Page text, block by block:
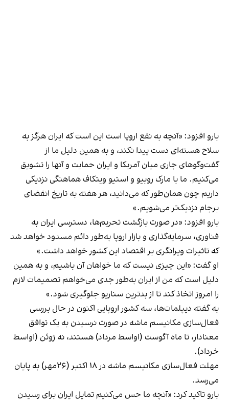
بارو افزود: «آنچه به نفع اروپا است این است که ایران هرگز به
سلاح هسته‌ای دست پیدا نکند، و به همین دلیل ما از
گفت‌وگوهای جاری میان آمریکا و ایران حمایت و آنها را تشویق
می‌کنیم. ما با مارک روبیو و استیو ویتکاف هماهنگی نزدیکی
داریم چون همان‌طور که می‌دانید، هر هفته به تاریخ انقضای
برجام نزدیک‌تر می‌شویم.»
بارو افزود: «در صورت بازگشت تحریم‌ها، دسترسی ایران به
فناوری، سرمایه‌گذاری و بازار اروپا به‌طور دائم مسدود خواهد شد
که تاثیرات ویرانگری بر اقتصاد این کشور خواهد داشت.»
او گفت: «این چیزی نیست که ما خواهان آن باشیم، و به همین
دلیل است که من از ایران به‌طور جدی می‌خواهم تصمیمات لازم
را امروز اتخاذ کند تا از بدترین سناریو جلوگیری شود.»
به گفته دیپلمات‌ها، سه کشور اروپایی اکنون در حال بررسی
فعال‌سازی مکانیسم ماشه در صورت نرسیدن به یک توافق
معنادار، تا ماه آگوست (اواسط مرداد) هستند، نه ژوئن (اواسط
خرداد).
مهلت فعال‌سازی مکانیسم ماشه در ۱۸ اکتبر (۲۶مهر) به پایان
می‌رسد.
بارو تاکید کرد: «آنچه ما حس می‌کنیم تمایل ایران برای رسیدن